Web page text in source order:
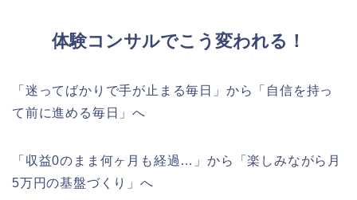
体験コンサルでこう変われる！
「迷ってばかりで手が止まる毎日」から「自信を持っ
て前に進める毎日」へ
「収益0のまま何ヶ月も経過…」から「楽しみながら月
5万円の基盤づくり」へ